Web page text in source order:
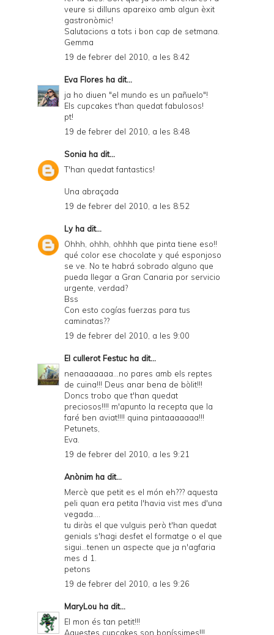
veure si dilluns apareixo amb algun èxit
gastronòmic!
Salutacions a tots i bon cap de setmana.
Gemma
19 de febrer del 2010, a les 8:42
Eva Flores ha dit...
ja ho diuen "el mundo es un pañuelo"!
Els cupcakes t'han quedat fabulosos!
pt!
19 de febrer del 2010, a les 8:48
Sonia ha dit...
T'han quedat fantastics!
Una abraçada
19 de febrer del 2010, a les 8:52
Lyha dit...
Ohhh, ohhh, ohhhh que pinta tiene eso!!
qué color ese chocolate y qué esponjoso
se ve. No te habrá sobrado alguno que
pueda llegar a Gran Canaria por servicio
urgente, verdad?
Bss
Con esto cogías fuerzas para tus
caminatas??
19 de febrer del 2010, a les 9:00
El cullerot Festuc ha dit...
nenaaaaaaa...no pares amb els reptes
de cuina!!! Deus anar bena de bòlit!!!
Doncs trobo que t'han quedat
preciosos!!!! m'apunto la recepta que la
faré ben aviat!!!! quina pintaaaaaaa!!!
Petunets,
Eva.
19 de febrer del 2010, a les 9:21
Anònim ha dit...
Mercè que petit es el món eh??? aquesta
peli quan era petita l'havia vist mes d'una
vegada....
tu diràs el que vulguis però t'han quedat
genials s'hagi desfet el formatge o el que
sigui...tenen un aspecte que ja n'agfaria
mes d 1.
petons
19 de febrer del 2010, a les 9:26
MaryLou ha dit...
El mon és tan petit!!!
Aquestes cupcakes son boníssimes!!!